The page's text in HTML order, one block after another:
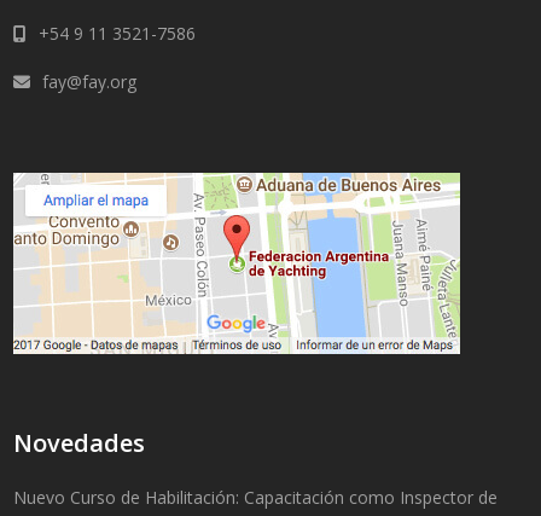
+54 9 11 3521-7586
fay@fay.org
Novedades
Nuevo Curso de Habilitación: Capacitación como Inspector de